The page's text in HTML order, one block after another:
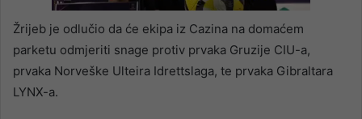
Žrijeb je odlučio da će ekipa iz Cazina na domaćem
parketu odmjeriti snage protiv prvaka Gruzije CIU-a,
prvaka Norveške Ulteira Idrettslaga, te prvaka Gibraltara
LYNX-a.